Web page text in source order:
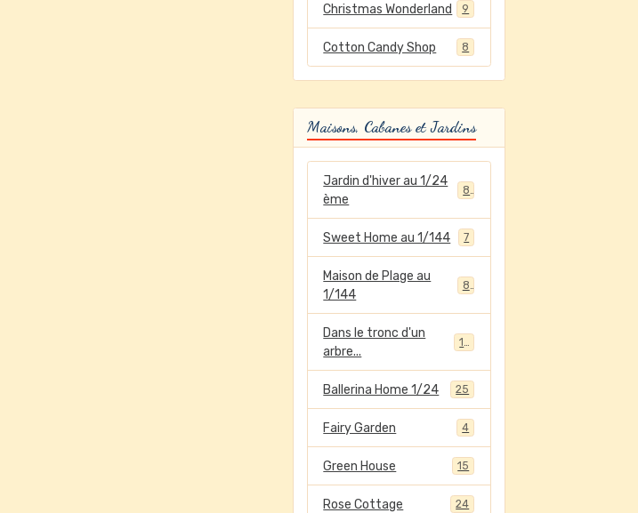
Christmas Wonderland 9
Cotton Candy Shop 8
Maisons, Cabanes et Jardins
Jardin d'hiver au 1/24
ème
Sweet Home au 1/144 7
Maison de Plage au
1/144
Dans le tronc d'un
arbre...
Ballerina Home 1/24 25
Fairy Garden 4
Green House 15
Rose Cottage 24